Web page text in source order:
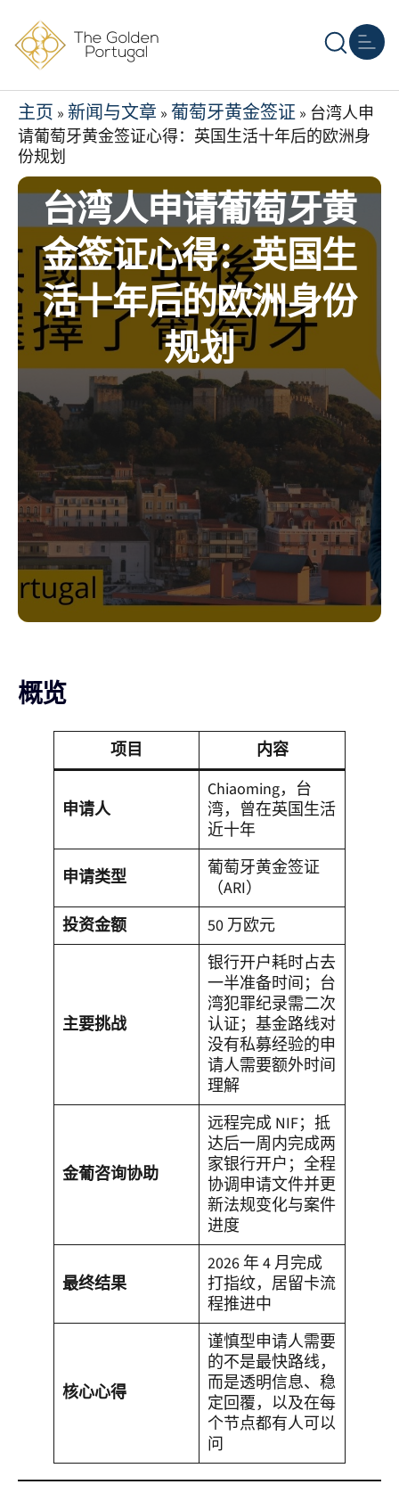
主页 » 新闻与文章 » 葡萄牙黄金签证 » 台湾人申
请葡萄牙黄金签证心得：英国生活十年后的欧洲身
份规划
台湾人申请葡萄牙黄
金签证心得：英国生
活十年后的欧洲身份
规划
概览
项目 内容
申请人
Chiaoming，台
湾，曾在英国生活
近十年
申请类型
葡萄牙黄金签证
（ARI）
投资金额
50 万欧元
主要挑战
银行开户耗时占去
一半准备时间；台
湾犯罪纪录需二次
认证；基金路线对
没有私募经验的申
请人需要额外时间
理解
金葡咨询协助
远程完成 NIF；抵
达后一周内完成两
家银行开户；全程
协调申请文件并更
新法规变化与案件
进度
最终结果
2026 年 4 月完成
打指纹，居留卡流
程推进中
核心心得
谨慎型申请人需要
的不是最快路线，
而是透明信息、稳
定回覆，以及在每
个节点都有人可以
问